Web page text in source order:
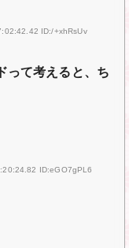
ID:/+xhRsUv
って考えると、ち
ID:eGO7gPL6